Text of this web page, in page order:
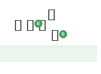
  0

 0